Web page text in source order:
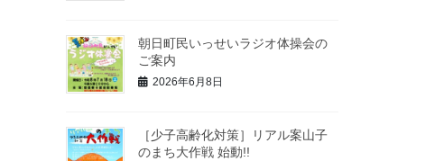
朝日町民いっせいラジオ体操会の
ご案内
2026年6月8日
［少子高齢化対策］リアル案山子
のまち大作戦 始動!!